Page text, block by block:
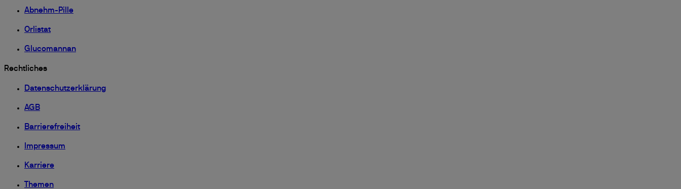
Abnehm-Pille
Orlistat
Glucomannan
Rechtliches
Datenschutzerklärung
AGB
Barrierefreiheit
Impressum
Karriere
Themen